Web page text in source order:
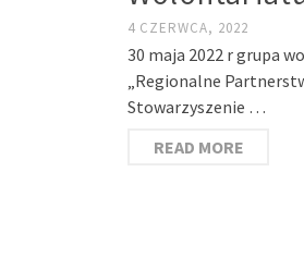
4 CZERWCA, 2022
30 maja 2022 r grupa
„Regionalne
Stowarzyszenie …
READ MORE